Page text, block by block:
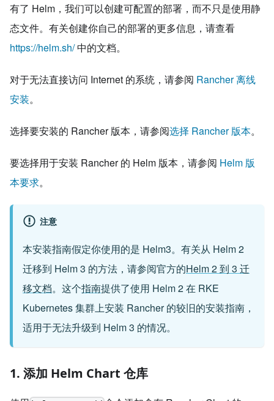
有了 Helm，我们可以创建可配置的部署，而不只是使用静
态文件。有关创建你自己的部署的更多信息，请查看
https://helm.sh/中的文档。
对于无法直接访问 Internet 的系统，请参阅 Rancher 离线
安装。
选择要安装的 Rancher 版本，请参阅选择 Rancher 版本。
要选择用于安装 Rancher 的 Helm 版本，请参阅 Helm 版
本要求。
注意
本安装指南假定你使用的是 Helm3。有关从 Helm 2
迁移到 Helm 3 的方法，请参阅官方的Helm 2 到 3 迁
移文档。这个指南提供了使用 Helm 2 在 RKE
Kubernetes 集群上安装 Rancher 的较旧的安装指南，
适用于无法升级到 Helm 3 的情况。
1. 添加 Helm Chart 仓库